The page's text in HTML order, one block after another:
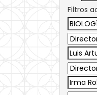
Filtros